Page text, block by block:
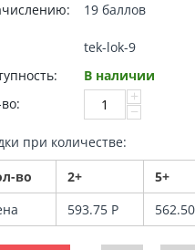
19 баллов
tek-lok-9
В наличии
+
−
при количестве:
во
2+ 5+
593.75 Р 562.50